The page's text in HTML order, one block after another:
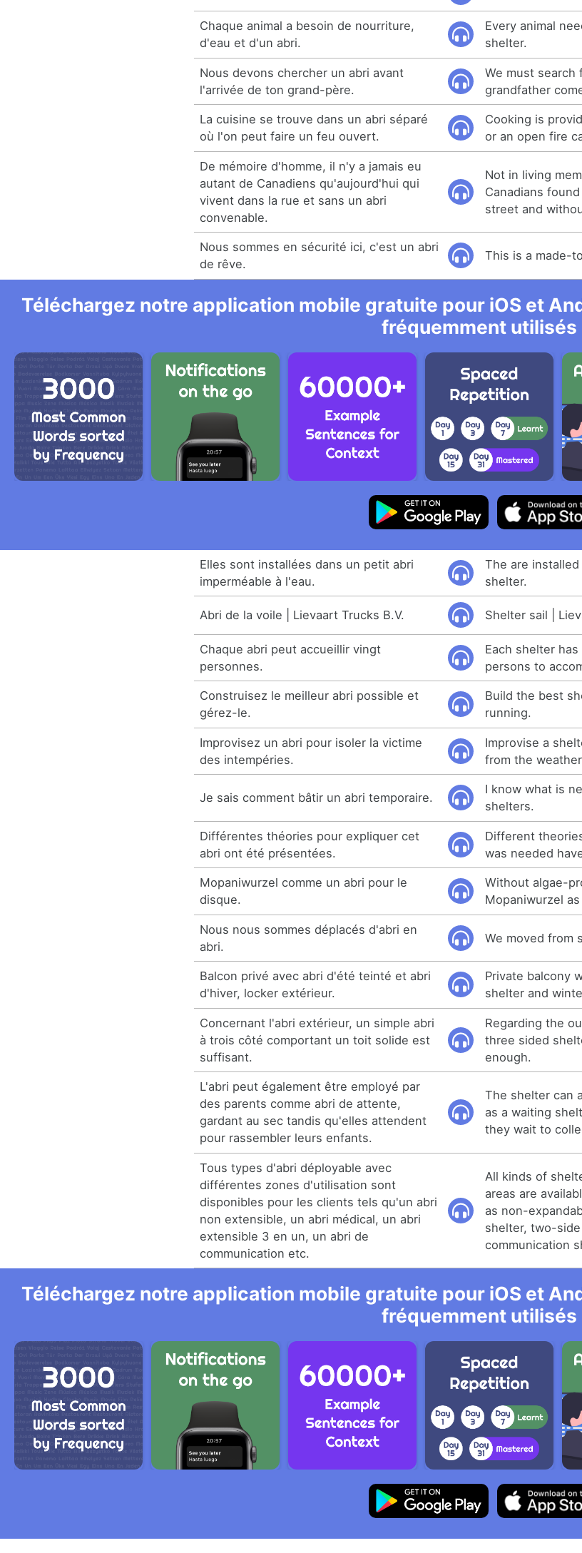
Chaque animal a besoin de nourriture,
d'eau et d'un abri.
Every animal
shelter.
Nous devons chercher un abri avant
l'arrivée de ton grand-père.
We must
grandfather
La cuisine se trouve dans un abri séparé
où l'on peut faire un feu ouvert.
Cooking is
or an open fire
De mémoire d'homme, il n'y a jamais eu
autant de Canadiens qu'aujourd'hui qui
vivent dans la rue et sans un abri
convenable.
Not in living
Canadians
street and
Nous sommes en sécurité ici, c'est un abri
de rêve.
This is a made-
Téléchargez notre application mobile gratuite pour iOS et
fréquemment utilisés
Elles sont installées dans un petit abri
imperméable à l'eau.
The are
shelter.
Abri de la voile | Lievaart Trucks B.V. Shelter sail |
Chaque abri peut accueillir vingt
personnes.
Each shelter
persons to
Construisez le meilleur abri possible et
gérez-le.
Build the best
running.
Improvisez un abri pour isoler la victime
des intempéries.
Improvise a
from the
Je sais comment bâtir un abri temporaire.
I know what is
shelters.
Différentes théories pour expliquer cet
abri ont été présentées.
Different
was needed
Mopaniwurzel comme un abri pour le
disque.
Without algae-
Mopaniwurzel
Nous nous sommes déplacés d'abri en
abri.
We moved from
Balcon privé avec abri d'été teinté et abri
d'hiver, locker extérieur.
Private balcony
shelter and
Concernant l'abri extérieur, un simple abri
à trois côté comportant un toit solide est
suffisant.
Regarding the
three sided
enough.
L'abri peut également être employé par
des parents comme abri de attente,
gardant au sec tandis qu'elles attendent
pour rassembler leurs enfants.
The shelter can
as a waiting
they wait to
Tous types d'abri déployable avec
différentes zones d'utilisation sont
disponibles pour les clients tels qu'un abri
non extensible, un abri médical, un abri
extensible 3 en un, un abri de
communication etc.
All kinds of
areas are
as non-
shelter, two-
communication
Téléchargez notre application mobile gratuite pour iOS et
fréquemment utilisés